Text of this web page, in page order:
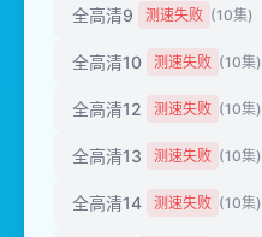
全高清9 测速失败 (10集)
全高清10 测速失败 (10集)
全高清12 测速失败 (10集)
全高清13 测速失败 (10集)
全高清14 测速失败 (10集)